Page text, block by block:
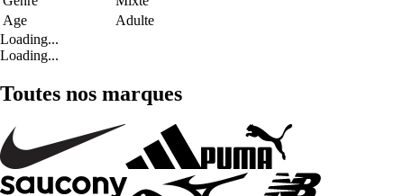
Age
Adulte
Loading...
Loading...
Toutes nos marques